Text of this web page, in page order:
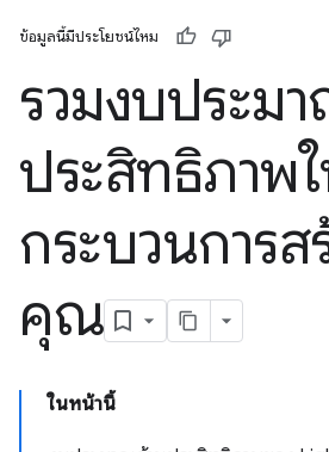
ข้อมูลนี้มีประโยชน์ไหม
รวมงบประม
ประสิทธิภาพ
กระบวนการส
คุณ
ในหน้านี้